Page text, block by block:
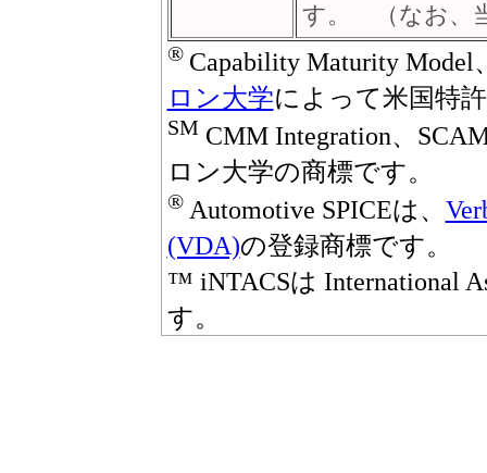
す。 （なお、
® Capability Maturity
ロン大学によって米国特
SMCMM Integration、
ロン大学の商標です。
® Automotive SPICEは、
(VDA)の登録商標です。
™ iNTACSは International
す。